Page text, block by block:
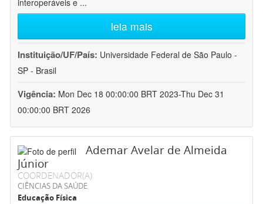
interoperáveis e ...
leia mais
Instituição/UF/País: Universidade Federal de São Paulo -
SP - Brasil
Vigência: Mon Dec 18 00:00:00 BRT 2023-Thu Dec 31
00:00:00 BRT 2026
Ademar Avelar de Almeida
Júnior
COORDENADOR(A)
CIÊNCIAS DA SAÚDE
Educação Física